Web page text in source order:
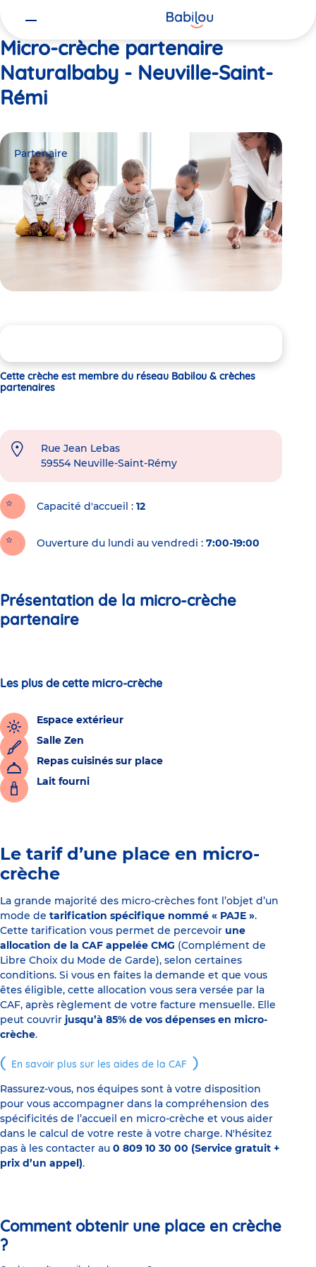
Micro-crèche partenaire
Naturalbaby - Neuville-Saint-
Rémi
Partenaire
Cette crèche est membre du réseau Babilou & crèches
partenaires
Rue Jean Lebas
59554 Neuville-Saint-Rémy
Capacité d'accueil 12
Ouverture du lundi au vendredi : 7:00-19:00
Présentation de la micro-crèche
partenaire
Les plus de cette micro-crèche
Espace extérieur
Salle Zen
Repas cuisinés sur place
Lait fourni
Le tarif d’une place en micro-
crèche
La grande majorité des micro-crèches font l’objet d’un
mode de tarification spécifique nommé « PAJE ».
Cette tarification vous permet de percevoir une
allocation de la CAF appelée CMG (Complément de
Libre Choix du Mode de Garde), selon certaines
conditions. Si vous en faites la demande et que vous
êtes éligible, cette allocation vous sera versée par la
CAF, après règlement de votre facture mensuelle. Elle
peut couvrir jusqu’à 85% de vos dépenses en micro-
crèche.
En savoir plus sur les aides de la CAF
Rassurez-vous, nos équipes sont à votre disposition
pour vous accompagner dans la compréhension des
spécificités de l’accueil en micro-crèche et vous aider
dans le calcul de votre reste à votre charge. N'hésitez
pas à les contacter au 0 809 10 30 00 (Service gratuit +
prix d’un appel).
Comment obtenir une place en crèche
?